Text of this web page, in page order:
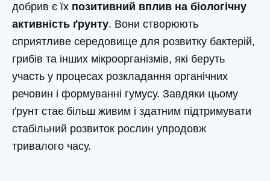
добрив є їх позитивний вплив на біологічну
активність ґрунту. Вони створюють
сприятливе середовище для розвитку бактерій,
грибів та інших мікроорганізмів, які беруть
участь у процесах розкладання органічних
речовин і формуванні гумусу. Завдяки цьому
ґрунт стає більш живим і здатним підтримувати
стабільний розвиток рослин упродовж
тривалого часу.